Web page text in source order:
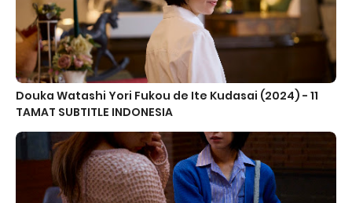
Douka Watashi Yori Fukou de Ite Kudasai (2024) - 11
TAMAT SUBTITLE INDONESIA